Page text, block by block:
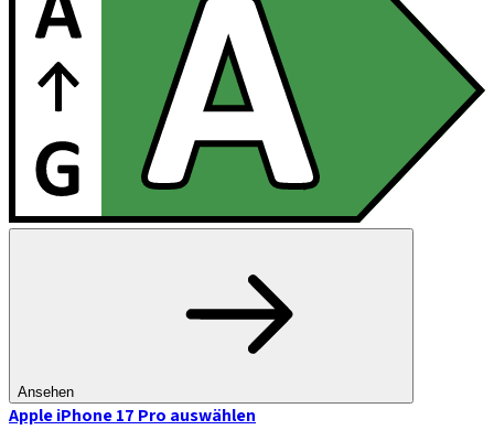
Ansehen
Apple iPhone 17 Pro auswählen